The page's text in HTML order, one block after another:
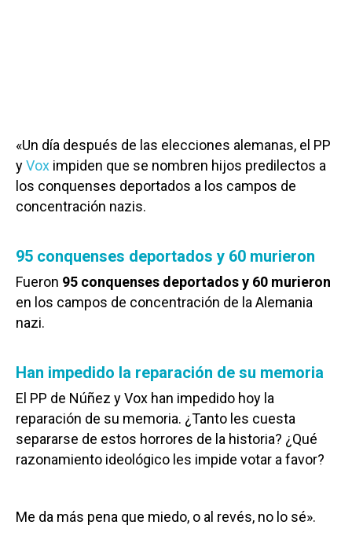
«Un día después de las elecciones alemanas, el PP
yVox impiden que se nombren hijos predilectos a
los conquenses deportados a los campos de
concentración nazis.
95 conquenses deportados y 60 murieron
Fueron 95 conquenses deportados y 60 murieron
en los campos de concentración de la Alemania
nazi.
Han impedido la reparación de su memoria
El PP de Núñez y Vox han impedido hoy la
reparación de su memoria. ¿Tanto les cuesta
separarse de estos horrores de la historia? ¿Qué
razonamiento ideológico les impide votar a favor?
Me da más pena que miedo, o al revés, no lo sé».